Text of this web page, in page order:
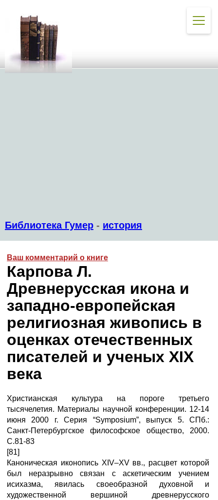
Библиотека Гумер - история
Ваш комментарий о книге
Карпова Л.
Древнерусская икона и
западно-европейская
религиозная живопись в
оценках отечественных
писателей и ученых XIX
века
Христианская культура на пороге третьего
тысячелетия. Материалы научной конференции. 12-14
июня 2000 г. Серия “Symposium”, выпуск 5. СПб.:
Санкт-Петербургское философское общество, 2000.
С.81-83
[81]
Каноническая иконопись XIV–XV вв., расцвет которой
был неразрывно связан с аскетическим учением
исихазма, явилась своеобразной духовной и
художественной вершиной древнерусского